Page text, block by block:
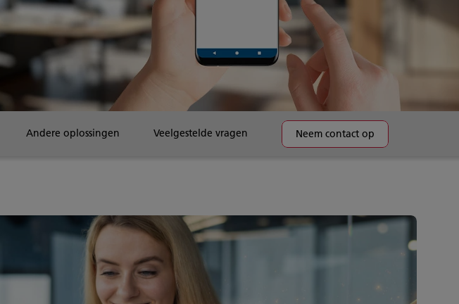
Andere oplossingen Veelgestelde vragen Neem contact op